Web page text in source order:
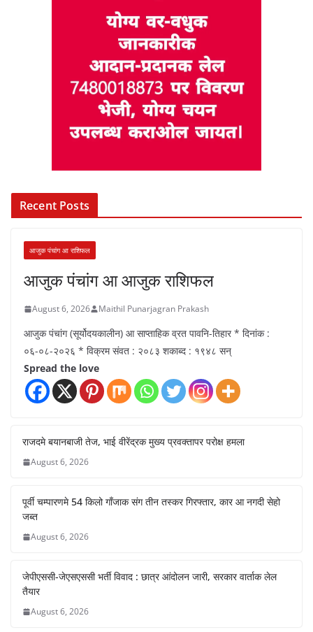
Recent Posts
आजुक पंचांग आ राशिफल
आजुक पंचांग आ आजुक राशिफल
August 6, 2026 Maithil Punarjagran Prakash
आजुक पंचांग (सूर्योदयकालीन) आ साप्ताहिक व्रत पावनि-तिहार * दिनांक :
०६-०८-२०२६ * विक्रम संवत : २०८३ शकाब्द : १९४८ सन्
Spread the love
राजदमे बयानबाजी तेज, भाई वीरेंद्रक मुख्य प्रवक्तापर परोक्ष हमला
August 6, 2026
पूर्वी चम्पारणमे 54 किलो गाँजाक संग तीन तस्कर गिरफ्तार, कार आ नगदी सेहो
जब्त
August 6, 2026
जेपीएससी-जेएसएससी भर्ती विवाद : छात्र आंदोलन जारी, सरकार वार्ताक लेल
तैयार
August 6, 2026